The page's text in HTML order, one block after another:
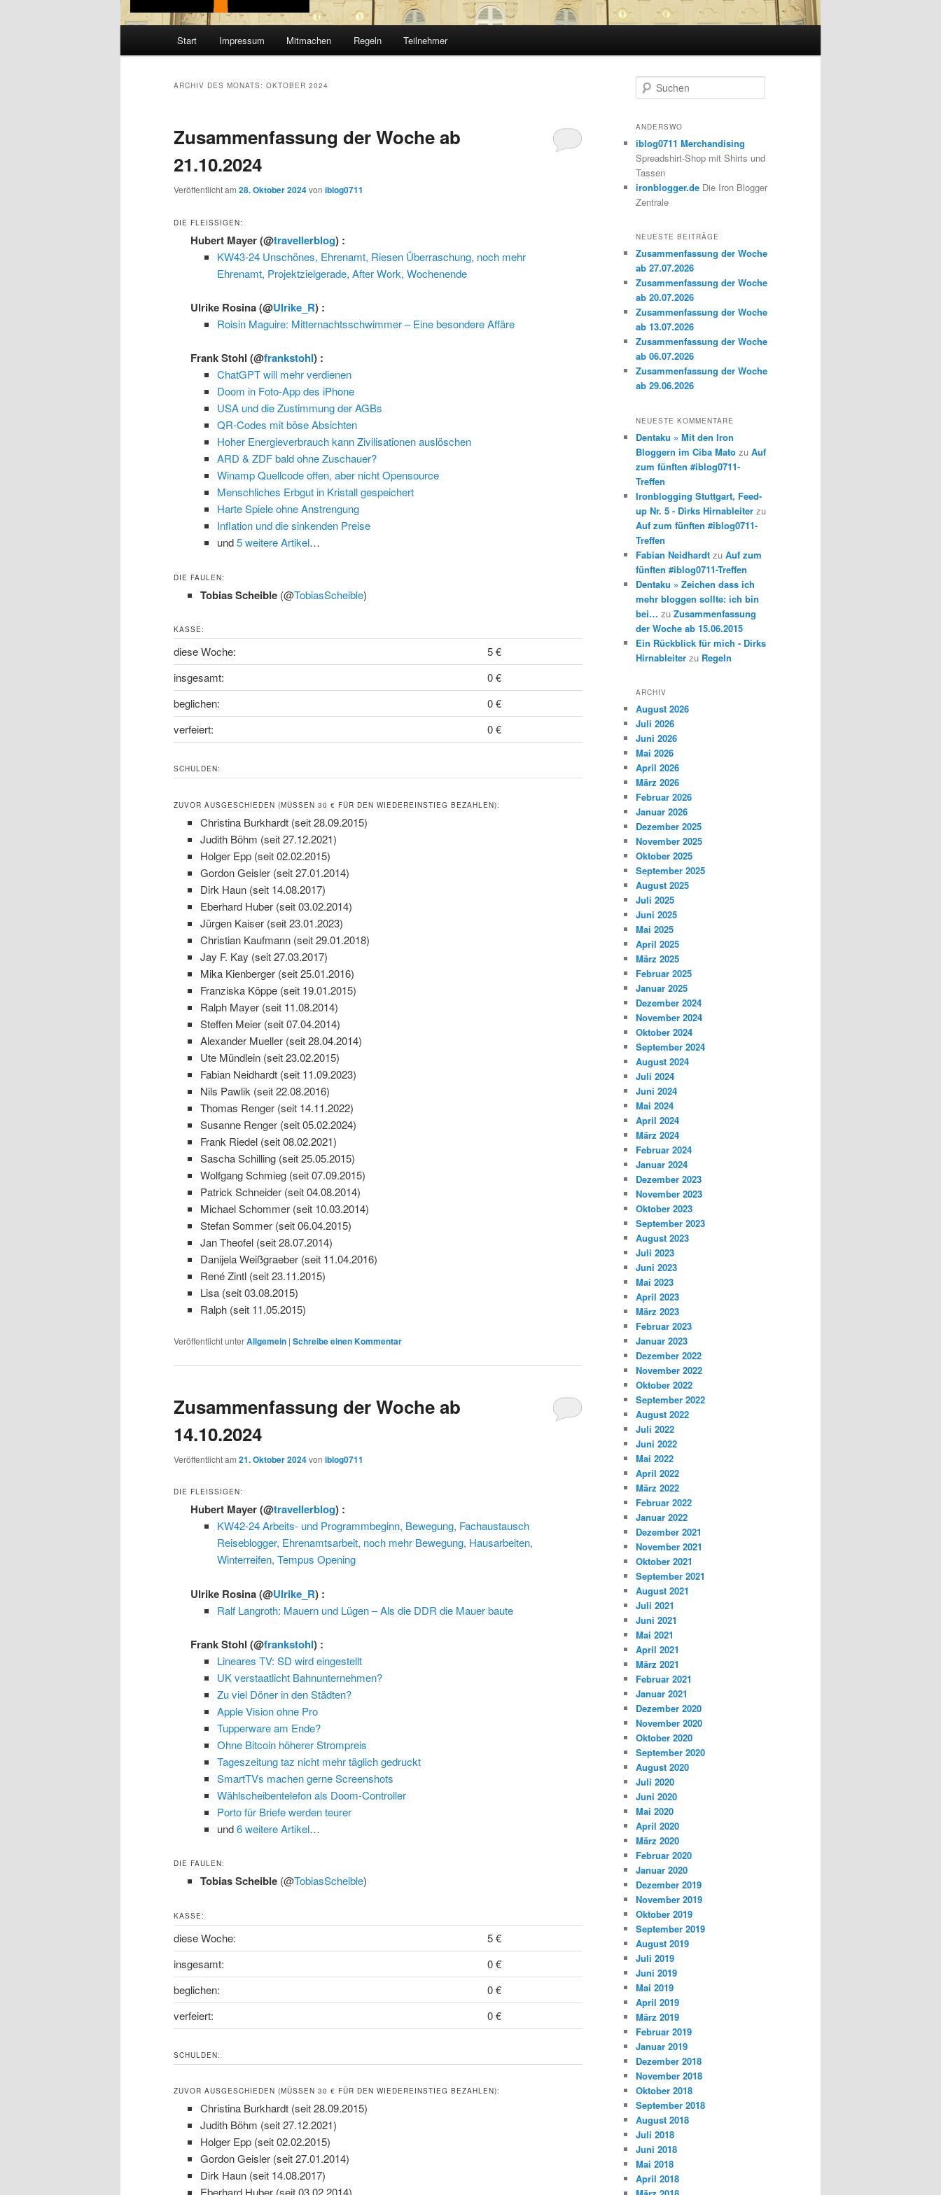
Start Impressum Mitmachen Regeln Teilnehmer
ARCHIV DES MONATS: OKTOBER 2024
Zusammenfassung der Woche ab
21.10.2024
Veröffentlicht am 28. Oktober 2024von iblog0711
DIE FLEISSIGEN:
Hubert Mayer(@travellerblog) :
KW43-24 Unschönes, Ehrenamt, Riesen Überraschung, noch mehr
Ehrenamt, Projektzielgerade, After Work, Wochenende
Ulrike Rosina(@Ulrike_R) :
Roisin Maguire: Mitternachtsschwimmer – Eine besondere Affäre
Frank Stohl(@frankstohl) :
ChatGPT will mehr verdienen
Doom in Foto-App des iPhone
USA und die Zustimmung der AGBs
QR-Codes mit böse Absichten
Hoher Energieverbrauch kann Zivilisationen auslöschen
ARD & ZDF bald ohne Zuschauer?
Winamp Quellcode offen, aber nicht Opensource
Menschliches Erbgut in Kristall gespeichert
Harte Spiele ohne Anstrengung
Inflation und die sinkenden Preise
und5 weitere Artikel…
DIE FAULEN:
Tobias Scheible (@TobiasScheible)
KASSE:
diese Woche:
5 €
insgesamt:
0 €
beglichen:
0 €
verfeiert:
0 €
SCHULDEN:
ZUVOR AUSGESCHIEDEN (MÜSSEN 30 € FÜR DEN WIEDEREINSTIEG BEZAHLEN):
Christina Burkhardt (seit 28.09.2015)
Judith Böhm (seit 27.12.2021)
Holger Epp (seit 02.02.2015)
Gordon Geisler (seit 27.01.2014)
Dirk Haun (seit 14.08.2017)
Eberhard Huber (seit 03.02.2014)
Jürgen Kaiser (seit 23.01.2023)
Christian Kaufmann (seit 29.01.2018)
Jay F. Kay (seit 27.03.2017)
Mika Kienberger (seit 25.01.2016)
Franziska Köppe (seit 19.01.2015)
Ralph Mayer (seit 11.08.2014)
Steffen Meier (seit 07.04.2014)
Alexander Mueller (seit 28.04.2014)
Ute Mündlein (seit 23.02.2015)
Fabian Neidhardt (seit 11.09.2023)
Nils Pawlik (seit 22.08.2016)
Thomas Renger (seit 14.11.2022)
Susanne Renger (seit 05.02.2024)
Frank Riedel (seit 08.02.2021)
Sascha Schilling (seit 25.05.2015)
Wolfgang Schmieg (seit 07.09.2015)
Patrick Schneider (seit 04.08.2014)
Michael Schommer (seit 10.03.2014)
Stefan Sommer (seit 06.04.2015)
Jan Theofel (seit 28.07.2014)
Danijela Weißgraeber (seit 11.04.2016)
René Zintl (seit 23.11.2015)
Lisa (seit 03.08.2015)
Ralph (seit 11.05.2015)
Veröffentlicht unterAllgemein | Schreibe einen Kommentar
Zusammenfassung der Woche ab
14.10.2024
Veröffentlicht am 21. Oktober 2024von iblog0711
DIE FLEISSIGEN:
Hubert Mayer(@travellerblog) :
KW42-24 Arbeits- und Programmbeginn, Bewegung, Fachaustausch
Reiseblogger, Ehrenamtsarbeit, noch mehr Bewegung, Hausarbeiten,
Winterreifen, Tempus Opening
Ulrike Rosina(@Ulrike_R) :
Ralf Langroth: Mauern und Lügen – Als die DDR die Mauer baute
Frank Stohl(@frankstohl) :
Lineares TV: SD wird eingestellt
UK verstaatlicht Bahnunternehmen?
Zu viel Döner in den Städten?
Apple Vision ohne Pro
Tupperware am Ende?
Ohne Bitcoin höherer Strompreis
Tageszeitung taz nicht mehr täglich gedruckt
SmartTVs machen gerne Screenshots
Wählscheibentelefon als Doom-Controller
Porto für Briefe werden teurer
und6 weitere Artikel…
DIE FAULEN:
Tobias Scheible (@TobiasScheible)
KASSE:
diese Woche:
5 €
insgesamt:
0 €
beglichen:
0 €
verfeiert:
0 €
SCHULDEN:
ZUVOR AUSGESCHIEDEN (MÜSSEN 30 € FÜR DEN WIEDEREINSTIEG BEZAHLEN):
Christina Burkhardt (seit 28.09.2015)
Judith Böhm (seit 27.12.2021)
Holger Epp (seit 02.02.2015)
Gordon Geisler (seit 27.01.2014)
Dirk Haun (seit 14.08.2017)
u
h
n
ANDERSWO
iblog0711 Merchandising
Spreadshirt-Shop mit Shirts und
Tassen
ironblogger.de Die Iron Blogger
Zentrale
NEUESTE BEITRÄGE
Zusammenfassung der Woche
ab 27.07.2026
Zusammenfassung der Woche
ab 20.07.2026
Zusammenfassung der Woche
ab 13.07.2026
Zusammenfassung der Woche
ab 06.07.2026
Zusammenfassung der Woche
ab 29.06.2026
NEUESTE KOMMENTARE
Dentaku » Mit den Iron
Bloggern im Ciba Mato zu Auf
zum fünften #iblog0711-
Treffen
Ironblogging Stuttgart, Feed-
up Nr. 5 - Dirks Hirnableiter zu
Auf zum fünften #iblog0711-
Treffen
Fabian Neidhardt zu Auf zum
fünften #iblog0711-Treffen
Dentaku » Zeichen dass ich
mehr bloggen sollte: ich bin
bei… zu Zusammenfassung
der Woche ab 15.06.2015
Ein Rückblick für mich - Dirks
Hirnableiter zu Regeln
ARCHIV
August 2026
Juli 2026
Juni 2026
Mai 2026
April 2026
März 2026
Februar 2026
Januar 2026
Dezember 2025
November 2025
Oktober 2025
September 2025
August 2025
Juli 2025
Juni 2025
Mai 2025
April 2025
März 2025
Februar 2025
Januar 2025
Dezember 2024
November 2024
Oktober 2024
September 2024
August 2024
Juli 2024
Juni 2024
Mai 2024
April 2024
März 2024
Februar 2024
Januar 2024
Dezember 2023
November 2023
Oktober 2023
September 2023
August 2023
Juli 2023
Juni 2023
Mai 2023
April 2023
März 2023
Februar 2023
Januar 2023
Dezember 2022
November 2022
Oktober 2022
September 2022
August 2022
Juli 2022
Juni 2022
Mai 2022
April 2022
März 2022
Februar 2022
Januar 2022
Dezember 2021
November 2021
Oktober 2021
September 2021
August 2021
Juli 2021
Juni 2021
Mai 2021
April 2021
März 2021
Februar 2021
Januar 2021
Dezember 2020
November 2020
Oktober 2020
September 2020
August 2020
Juli 2020
Juni 2020
Mai 2020
April 2020
März 2020
Februar 2020
Januar 2020
Dezember 2019
November 2019
Oktober 2019
September 2019
August 2019
Juli 2019
Juni 2019
Mai 2019
April 2019
März 2019
Februar 2019
Januar 2019
Dezember 2018
November 2018
Oktober 2018
September 2018
August 2018
Juli 2018
Juni 2018
Mai 2018
April 2018